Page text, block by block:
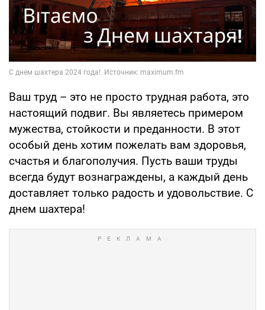
Ваш труд – это не просто трудная работа, это
настоящий подвиг. Вы являетесь примером
мужества, стойкости и преданности. В этот
особый день хотим пожелать вам здоровья,
счастья и благополучия. Пусть ваши труды
всегда будут вознаграждены, а каждый день
доставляет только радость и удовольствие. С
днем шахтера!